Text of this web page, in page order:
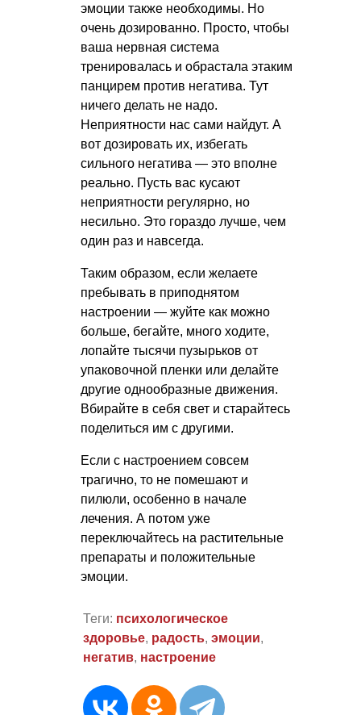
эмоции также необходимы. Но
очень дозированно. Просто, чтобы
ваша нервная система
тренировалась и обрастала этаким
панцирем против негатива. Тут
ничего делать не надо.
Неприятности нас сами найдут. А
вот дозировать их, избегать
сильного негатива — это вполне
реально. Пусть вас кусают
неприятности регулярно, но
несильно. Это гораздо лучше, чем
один раз и навсегда.
Таким образом, если желаете
пребывать в приподнятом
настроении — жуйте как можно
больше, бегайте, много ходите,
лопайте тысячи пузырьков от
упаковочной пленки или делайте
другие однообразные движения.
Вбирайте в себя свет и старайтесь
поделиться им с другими.
Если с настроением совсем
трагично, то не помешают и
пилюли, особенно в начале
лечения. А потом уже
переключайтесь на растительные
препараты и положительные
эмоции.
Теги: психологическое
здоровье, радость, эмоции,
негатив, настроение